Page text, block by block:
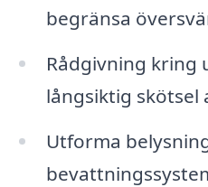
begränsa
Rådgivning kring
långsiktig skötsel
Utforma